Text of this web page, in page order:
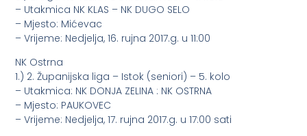
– Utakmica NK KLAS – NK DUGO SELO
– Mjesto: Mićevac
– Vrijeme: Nedjelja, 16. rujna 2017.g. u 11:00
NK Ostrna
1.) 2. Županijska liga – Istok (seniori) – 5. kolo
– Utakmica: NK DONJA ZELINA : NK OSTRNA
– Mjesto: PAUKOVEC
– Vrijeme: Nedjelja, 17. rujna 2017.g. u 17:00 sati